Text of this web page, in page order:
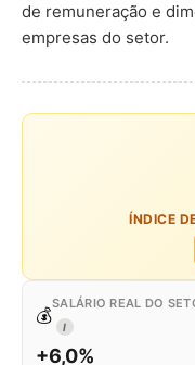
de remuneração e
empresas do setor.
ÍNDICE
💰
SALÁRIO REAL DO
I
+6,0%